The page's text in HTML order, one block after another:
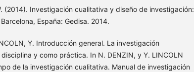
(2014). Investigación cualitativa y diseño de investigación:
España: Gedisa. 2014.
Y. Introducción general. La investigación
y como práctica. In N. DENZIN, y Y. LINCOLN
de la investigación cualitativa. Manual de investigación